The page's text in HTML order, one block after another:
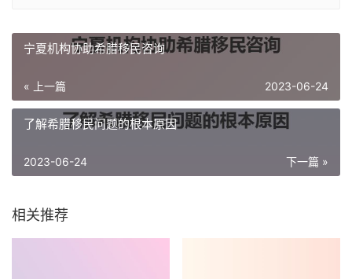
宁夏机构协助希腊移民咨询
« 上一篇 2023-06-24
了解希腊移民问题的根本原因
下一篇 »
2023-06-24
相关推荐